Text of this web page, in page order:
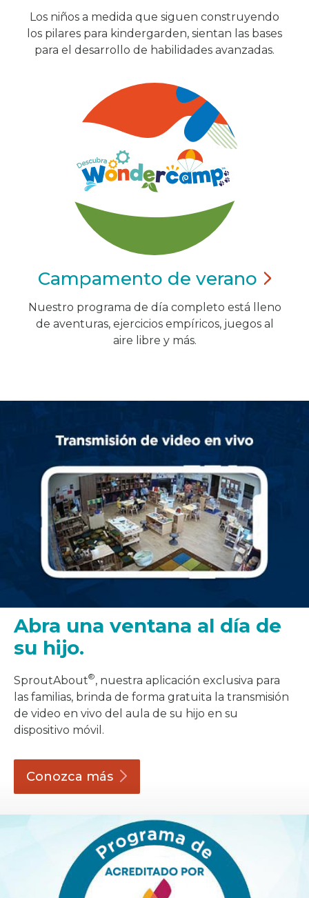
Los niños a medida que siguen construyendo
los pilares para kindergarden, sientan las bases
para el desarrollo de habilidades avanzadas.
Campamento de verano
Nuestro programa de día completo está lleno
de aventuras, ejercicios empíricos, juegos al
aire libre y más.
Abra una ventana al día de
su hijo.
SproutAbout®, nuestra aplicación exclusiva para
las familias, brinda de forma gratuita la transmisión
de video en vivo del aula de su hijo en su
dispositivo móvil.
Conozca más